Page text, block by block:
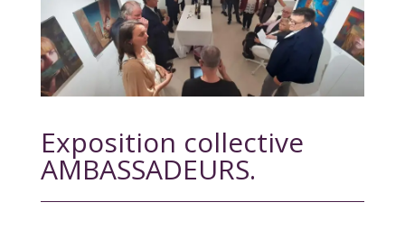
Exposition collective
AMBASSADEURS.